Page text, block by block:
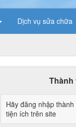
Dịch vụ sửa chữa
Thành
Hãy đăng nhập
tiện ích trên site